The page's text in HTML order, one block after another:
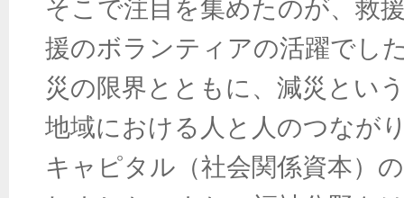
そこで注目を集めたのが、救
援のボランティアの活躍でし
災の限界とともに、減災とい
地域における人と人のつなが
キャピタル（社会関係資本）